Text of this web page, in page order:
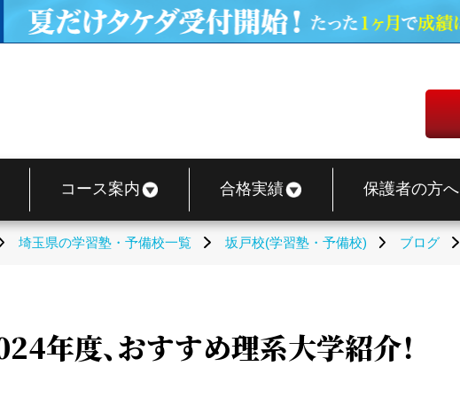
コース案内 合格実績 保護者の方へ
埼玉県の学習塾・予備校一覧 坂戸校(学習塾・予備校) ブログ
年度、おすすめ理系大学紹介！